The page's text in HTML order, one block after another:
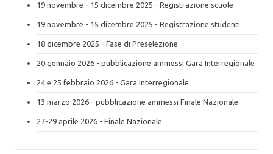
19 novembre - 15 dicembre 2025 - Registrazione scuole
19 novembre - 15 dicembre 2025 - Registrazione studenti
18 dicembre 2025 - Fase di Preselezione
20 gennaio 2026 - pubblicazione ammessi Gara Interregionale
24 e 25 febbraio 2026 - Gara Interregionale
13 marzo 2026 - pubblicazione ammessi Finale Nazionale
27-29 aprile 2026 - Finale Nazionale